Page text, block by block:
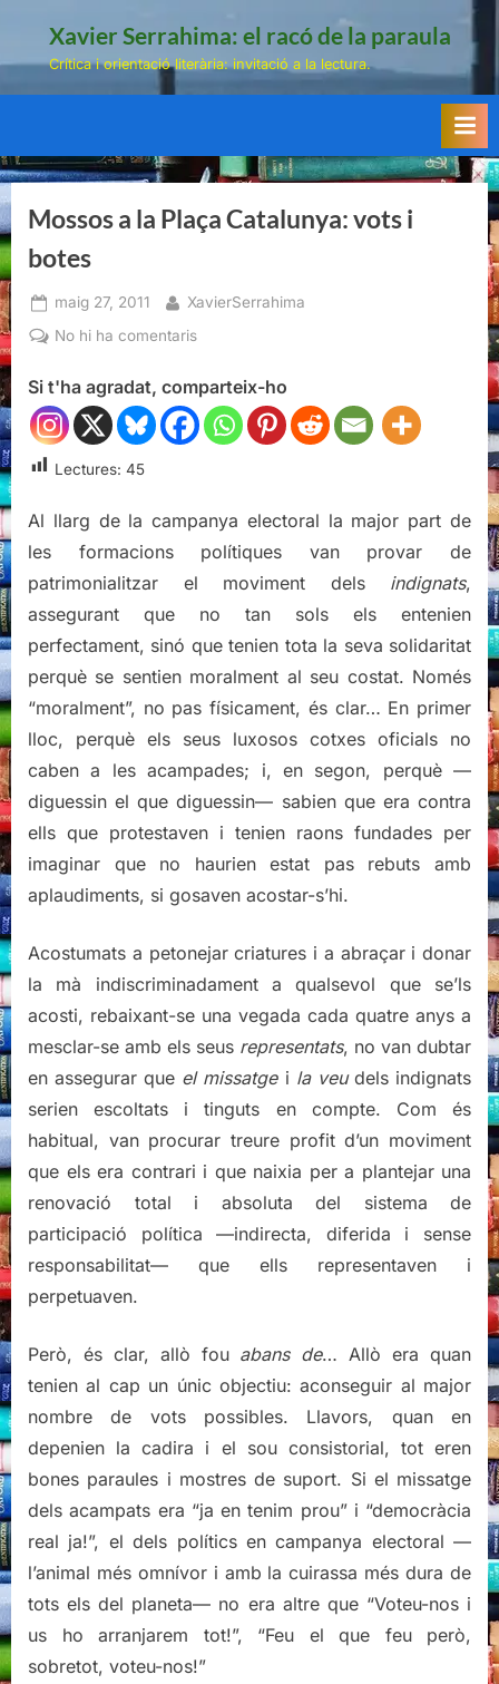
Xavier Serrahima: el racó de la paraula
Crítica i orientació literària: invitació a la lectura.
Mossos a la Plaça Catalunya: vots i
botes
Posted
on
maig 27, 2011 By
XavierSerrahima
No hi ha comentarisa
a
la
Plaça
Si t'ha agradat, comparteix-ho
Lectures: 45
Al llarg de la campanya electoral la major part de
les formacions polítiques van provar de
patrimonialitzar el moviment dels indignats,
assegurant que no tan sols els entenien
perfectament, sinó que tenien tota la seva solidaritat
perquè se sentien moralment al seu costat. Només
“moralment”, no pas físicament, és clar… En primer
lloc, perquè els seus luxosos cotxes oficials no
caben a les acampades; i, en segon, perquè —
diguessin el que diguessin— sabien que era contra
ells que protestaven i tenien raons fundades per
imaginar que no haurien estat pas rebuts amb
aplaudiments, si gosaven acostar-s’hi.
Acostumats a petonejar criatures i a abraçar i donar
la mà indiscriminadament a qualsevol que se’ls
acosti, rebaixant-se una vegada cada quatre anys a
mesclar-se amb els seus representats, no van dubtar
en assegurar que el missatgei la veudels indignats
serien escoltats i tinguts en compte. Com és
habitual, van procurar treure profit d’un moviment
que els era contrari i que naixia per a plantejar una
renovació total i absoluta del sistema de
participació política —indirecta, diferida i sense
responsabilitat— que ells representaven i
perpetuaven.
Però, és clar, allò fou abans de… Allò era quan
tenien al cap un únic objectiu: aconseguir al major
nombre de vots possibles. Llavors, quan en
depenien la cadira i el sou consistorial, tot eren
bones paraules i mostres de suport. Si el missatge
dels acampats era “ja en tenim prou” i “democràcia
real ja!”, el dels polítics en campanya electoral —
l’animal més omnívor i amb la cuirassa més dura de
tots els del planeta— no era altre que “Voteu-nos i
us ho arranjarem tot!”, “Feu el que feu però,
sobretot, voteu-nos!”